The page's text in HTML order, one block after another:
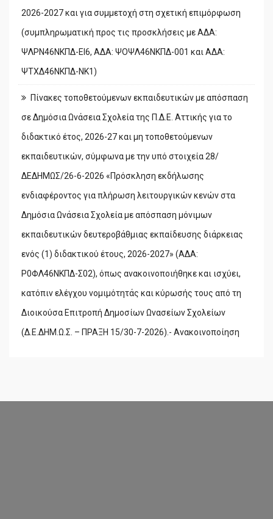
2026-2027 και για συμμετοχή στη σχετική επιμόρφωση
(συμπληρωματική προς τις προσκλήσεις με ΑΔΑ:
ΨΛΡΝ46ΝΚΠΔ-ΕΙ6, ΑΔΑ: ΨΟΨΛ46ΝΚΠΔ-001 και ΑΔΑ:
ΨΤΧΔ46ΝΚΠΔ-ΝΚ1)
Πίνακες τοποθετούμενων εκπαιδευτικών με απόσπαση
σε Δημόσια Ωνάσεια Σχολεία της Π.Δ.Ε. Αττικής για το
διδακτικό έτος, 2026-27 και μη τοποθετούμενων
εκπαιδευτικών, σύμφωνα με την υπό στοιχεία 28/
ΔΕΔΗΜΩΣ/26-6-2026 «Πρόσκληση εκδήλωσης
ενδιαφέροντος για πλήρωση λειτουργικών κενών στα
Δημόσια Ωνάσεια Σχολεία με απόσπαση μόνιμων
εκπαιδευτικών δευτεροβάθμιας εκπαίδευσης διάρκειας
ενός (1) διδακτικού έτους, 2026-2027» (ΑΔΑ:
Ρ0ΦΛ46ΝΚΠΔ-Σ02), όπως ανακοινοποιήθηκε και ισχύει,
κατόπιν ελέγχου νομιμότητάς και κύρωσής τους από τη
Διοικούσα Επιτροπή Δημοσίων Ωνασείων Σχολείων
(Δ.Ε.ΔΗΜ.Ω.Σ. – ΠΡΑΞΗ 15/30-7-2026).- Ανακοινοποίηση